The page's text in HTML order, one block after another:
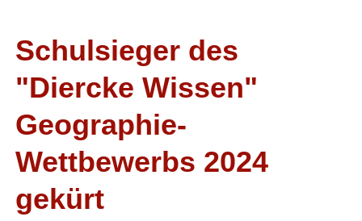
Schulsieger des
"Diercke Wissen"
Geographie-
Wettbewerbs 2024
gekürt